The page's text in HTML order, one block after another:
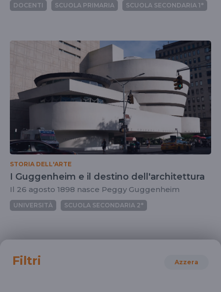
DOCENTI SCUOLA PRIMARIA SCUOLA SECONDARIA 1°
STORIA DELL'ARTE
I Guggenheim e il destino dell'architettura
Il 26 agosto 1898 nasce Peggy Guggenheim
UNIVERSITÀ SCUOLA SECONDARIA 2°
Filtri Azzera